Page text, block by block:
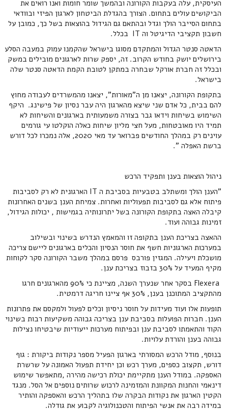
העיסקית, עלה בעקבות הקורונה ובהמשך שומר חומות ואנו רואים את
הביקושים עולים בתחום. הצורך בהגדלת הביטחון לארגון הפיזי ובוודאי
בתחום הסייבר הולך וגדל ובהתאם גם הגידול בהוצאות בשל כך, כמובן על
חשבון תקציבי הדיגיטל וה IT בכלל.
הדאטה סנטר הגדול והמתקדם מסוגו בישראל שהקמנו עמוק במעבה הסלע
בירושלים יושק בחודש הקרוב. זה, יספק שרות לארגונים מובילים במשק
ובכלל זה חברת אורקל שבחרה במתקן לטובת הקמת הדאטה סנטר שלה
בישראל.
בתקופת הקורונה, יצאנו מן ה"מאורות", יצאנו מהמשרדים לעבודה מחוץ
להם בבית, כל אדם שני שיצא מהארגון היה עבר נסיון של פישינג. היקף
השימוש בשיחות וידאו גבר בצורה משמעותית בארגונים והשיחות לא
תמיד היו מאובטחות, מעל חצי מליון שיחות כאלה הוקלטו עי גורמים
עוינים רק במהלך החודשים פברואר עד מאי 2020, אלה נמכרו לכל דורש
ברשת האפלה ".
ניהול הוצאות בענן ותפקיד הרכש
"הענן הולך ומשתלב בטבעיות בסביבת ה IT הארגונית לא רק לסביבות
פיתוח אלא גם לסביבות תפעוליות ואחרות. צמיחת הענן בשנים האחרונות
קיבלה האצה בתקופת הקורונה בשל יתרונותיה בגמישות , יכולות הגידול,
זמינות גבוהה ועוד.
ההאצה בצריכת הענן בתקופה זו והמאמץ הנדרש בשינוי ובשילוב
במערכות הארגוניות חשף את חוסר הנסיון והכלים בארגונים ליישם צריכה
מושכלת ויעילה. המגזין פורבס פרסם במהלך משבר הקורונה סקר לקוחות
מקיף המעיד על 30% בזבוז בצריכת ענן.
Flexera בסקר אחר שנערך השנה, מציינת כי 90% מהארגונים חרגו
מהתקציב המתוכנן בענן, 30% אף ציינו חריגה דרמטית.
תופעות אלו ועוד מעידות על חוסר ניסיון וכלים לפעול ולמקסם את פתרונות
הענן. חברות הפועלות בסביבת ענן בצריכה גבוהה משקיעות רבות בשינוי
הקוד והתאמתו לסביבת ענן ובפיתוח מערכות ייעודיות שיבטיחו נצילות
גבוהה בענן והורדת עלויות.
בנוסף, מודל הרכש המסורתי בארגון הפעיל מספר נקודות ביקורת : גוף
דורש, תקצוב כספים, מערך רכש וכן יחידת תפעול האמונה על שרשרת
האספקה. במודל הענן מתקיימת יכולת רכישה מהירה ,מתאפשר שימוש
דינאמי והחנות המקוונת והמזמינה לרכוש שרותים נוספים אל הסל. מנגד
הקטין הארגון את נקודות הבקרה שלו בתהליך הרכש והאספקה והותיר
במידה רבה את אנשי הפיתוח והטכנולוגיה לקבוע את גודלה.